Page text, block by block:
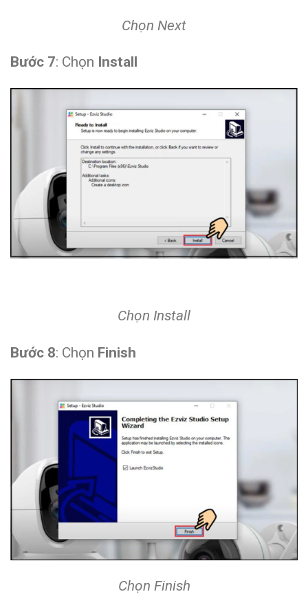
Chọn Next
Bước 7: Chọn Install
Chọn Install
Bước 8: Chọn Finish
Chọn Finish